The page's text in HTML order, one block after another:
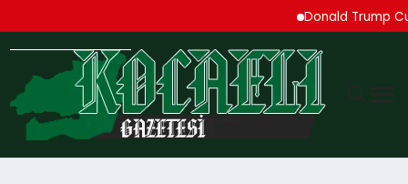
Donald Trump